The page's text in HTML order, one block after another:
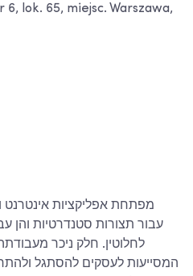
עבור תצורות סטנדרטיות והן
לחלוטין. חלק ניכר
המסייעות לעסקים להסתגל